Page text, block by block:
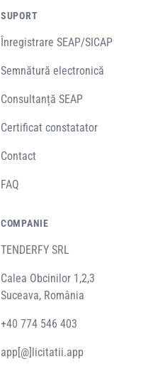
SUPORT
Înregistrare SEAP/SICAP
Semnătură electronică
Consultanță SEAP
Certificat constatator
Contact
FAQ
COMPANIE
TENDERFY SRL
Calea Obcinilor 1,2,3
Suceava, România
+40 774 546 403
app[@]licitatii.app